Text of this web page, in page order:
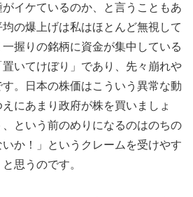
イケているのか、と言うこともあ
の爆上げは私はほとんど無視して
握りの銘柄に資金が集中している
いてけぼり」であり、先々崩れや
。日本の株価はこういう異常な動
にあまり政府が株を買いましょ
という前のめりになるのはのちの
か！」というクレームを受けやす
思うのです。